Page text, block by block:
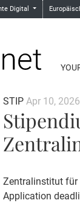
Digital
STIP Apr 10, 2026
Zentralinstitut für
Application